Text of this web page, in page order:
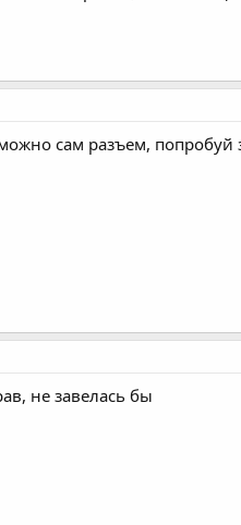
сам разъем,
не завелась бы